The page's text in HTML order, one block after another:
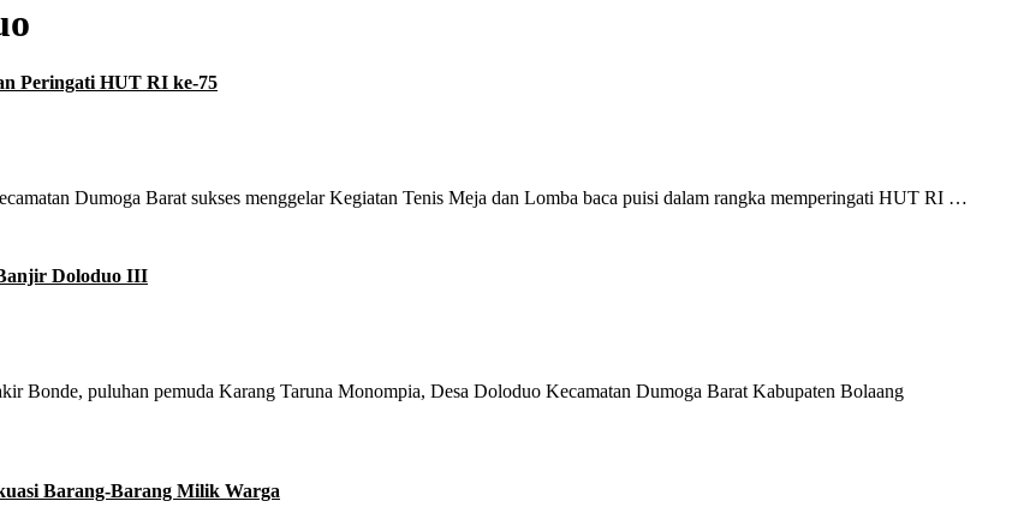
Peringati HUT RI ke-75
Dumoga Barat sukses menggelar Kegiatan Tenis Meja dan Lomba baca puisi dalam rangka memperingati HUT RI …
Doloduo III
puluhan pemuda Karang Taruna Monompia, Desa Doloduo Kecamatan Dumoga Barat Kabupaten Bolaang
Barang-Barang Milik Warga